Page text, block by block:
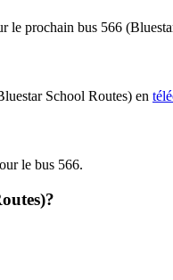
prochain bus 566
School Routes) en
le bus 566.